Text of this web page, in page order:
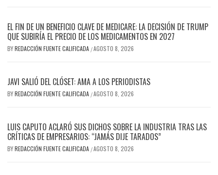
EL FIN DE UN BENEFICIO CLAVE DE MEDICARE: LA DECISIÓN DE TRUMP
QUE SUBIRÍA EL PRECIO DE LOS MEDICAMENTOS EN 2027
BYREDACCIÓN FUENTE CALIFICADA /AGOSTO 8, 2026
JAVI SALIÓ DEL CLÓSET: AMA A LOS PERIODISTAS
BYREDACCIÓN FUENTE CALIFICADA /AGOSTO 8, 2026
LUIS CAPUTO ACLARÓ SUS DICHOS SOBRE LA INDUSTRIA TRAS LAS
CRÍTICAS DE EMPRESARIOS: “JAMÁS DIJE TARADOS”
BYREDACCIÓN FUENTE CALIFICADA /AGOSTO 8, 2026